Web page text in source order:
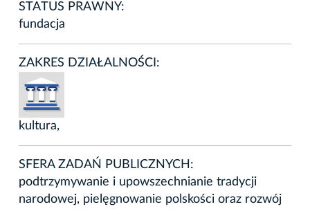
STATUS PRAWNY:
fundacja
ZAKRES DZIAŁALNOŚCI:
kultura,
SFERA ZADAŃ PUBLICZNYCH:
podtrzymywanie i upowszechnianie tradycji
narodowej, pielęgnowanie polskości oraz rozwój